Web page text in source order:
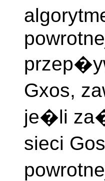
Gxos,
je�li
sieci